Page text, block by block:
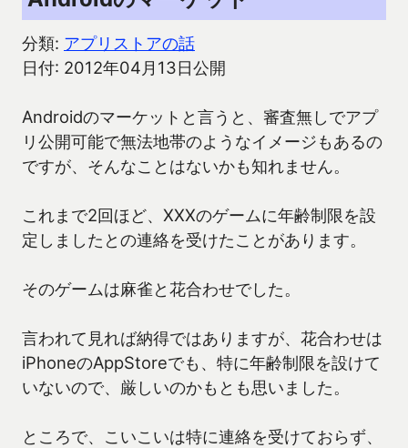
分類: アプリストアの話
日付: 2012年04月13日公開
Androidのマーケットと言うと、審査無しでアプ
リ公開可能で無法地帯のようなイメージもあるの
ですが、そんなことはないかも知れません。
これまで2回ほど、XXXのゲームに年齢制限を設
定しましたとの連絡を受けたことがあります。
そのゲームは麻雀と花合わせでした。
言われて見れば納得ではありますが、花合わせは
iPhoneのAppStoreでも、特に年齢制限を設けて
いないので、厳しいのかもとも思いました。
ところで、こいこいは特に連絡を受けておらず、